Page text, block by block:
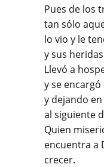
Pues de los
tan sólo
lo vio y le
y sus
Llevó a
y se
y dejando
al siguiente
Quien
encuentra a
crecer.